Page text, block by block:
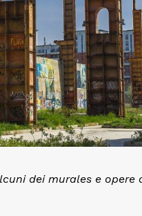
dei murales e